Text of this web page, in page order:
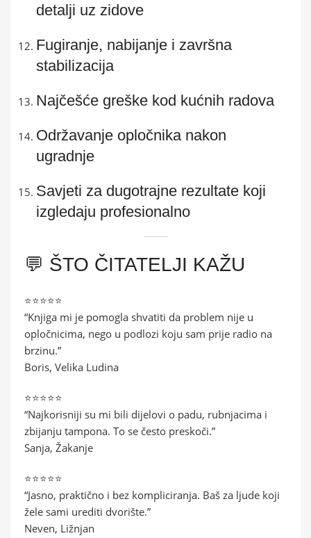
detalji uz zidove
Fugiranje, nabijanje i završna
stabilizacija
Najčešće greške kod kućnih radova
Održavanje opločnika nakon
ugradnje
Savjeti za dugotrajne rezultate koji
izgledaju profesionalno
💬 ŠTO ČITATELJI KAŽU
⭐⭐⭐⭐⭐
“Knjiga mi je pomogla shvatiti da problem nije u
opločnicima, nego u podlozi koju sam prije radio na
brzinu.”
Boris, Velika Ludina
⭐⭐⭐⭐⭐
“Najkorisniji su mi bili dijelovi o padu, rubnjacima i
zbijanju tampona. To se često preskoči.”
Sanja, Žakanje
⭐⭐⭐⭐⭐
“Jasno, praktično i bez kompliciranja. Baš za ljude koji
žele sami urediti dvorište.”
Neven, Ližnjan